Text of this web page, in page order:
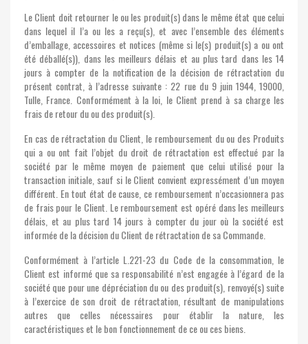
Le Client doit retourner le ou les produit(s) dans le même état que celui
dans lequel il l’a ou les a reçu(s), et avec l’ensemble des éléments
d’emballage, accessoires et notices (même si le(s) produit(s) a ou ont
été déballé(s)), dans les meilleurs délais et au plus tard dans les 14
jours à compter de la notification de la décision de rétractation du
présent contrat, à l’adresse suivante : 22 rue du 9 juin 1944, 19000,
Tulle, France. Conformément à la loi, le Client prend à sa charge les
frais de retour du ou des produit(s).
En cas de rétractation du Client, le remboursement du ou des Produits
qui a ou ont fait l’objet du droit de rétractation est effectué par la
société par le même moyen de paiement que celui utilisé pour la
transaction initiale, sauf si le Client convient expressément d’un moyen
différent. En tout état de cause, ce remboursement n’occasionnera pas
de frais pour le Client. Le remboursement est opéré dans les meilleurs
délais, et au plus tard 14 jours à compter du jour où la société est
informée de la décision du Client de rétractation de sa Commande.
Conformément à l’article L.221-23 du Code de la consommation, le
Client est informé que sa responsabilité n’est engagée à l’égard de la
société que pour une dépréciation du ou des produit(s), renvoyé(s) suite
à l’exercice de son droit de rétractation, résultant de manipulations
autres que celles nécessaires pour établir la nature, les
caractéristiques et le bon fonctionnement de ce ou ces biens.